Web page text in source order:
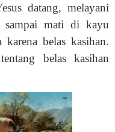
datang, melayani
sampai mati di kayu
belas kasihan.
belas kasihan